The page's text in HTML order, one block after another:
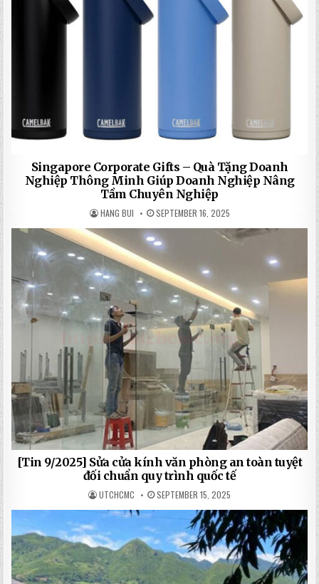
Singapore Corporate Gifts – Quà Tặng Doanh
Nghiệp Thông Minh Giúp Doanh Nghiệp Nâng
Tầm Chuyên Nghiệp
HANG BUI SEPTEMBER 16, 2025
[Tin 9/2025] Sửa cửa kính văn phòng an toàn tuyệt
đối chuẩn quy trình quốc tế
UTCHCMC SEPTEMBER 15, 2025